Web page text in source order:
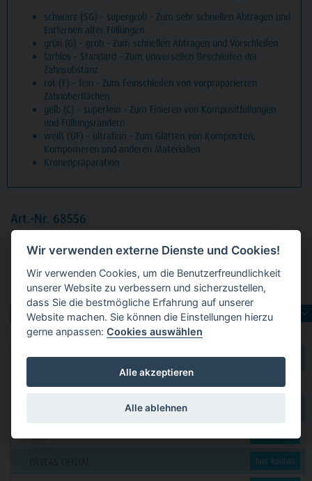
Art.-Nr. 68556
Packung
flach, Kopflänge: 8 mm, ISO 012
Produktvarianten:
dental 2000 hier kaufen
Dental Eggert hier kaufen
GERL
hier kaufen
schwarz (SG) - supergrob - Zum sehr schnellen Abtragen und
Entfernen alter Füllungen
grün (G) - grob - Zum schnellen Abtragen und Vorschleifen
farblos - Standard - Zum universellen Beschleifen der
Zahnsubstanz
rot (F) - fein - Zum Feinschleifen von vorpräparierten
Zahnoberflächen
gelb (C) - superfein - Zum Finieren von Kompositfüllungen
und Füllungsrändern
weiß (UF) - ultrafein - Zum Glätten von Kompositen,
Kompomeren und anderen Materialien
Kronenpräparation
Wir verwenden externe Dienste und Cookies!
Wir verwenden Cookies, um die Benutzerfreundlichkeit
unserer Website zu verbessern und sicherzustellen,
dass Sie die bestmögliche Erfahrung auf unserer
Website machen. Sie können die Einstellungen hierzu
gerne anpassen:Cookies auswählen
Alle akzeptieren
Alle ablehnen